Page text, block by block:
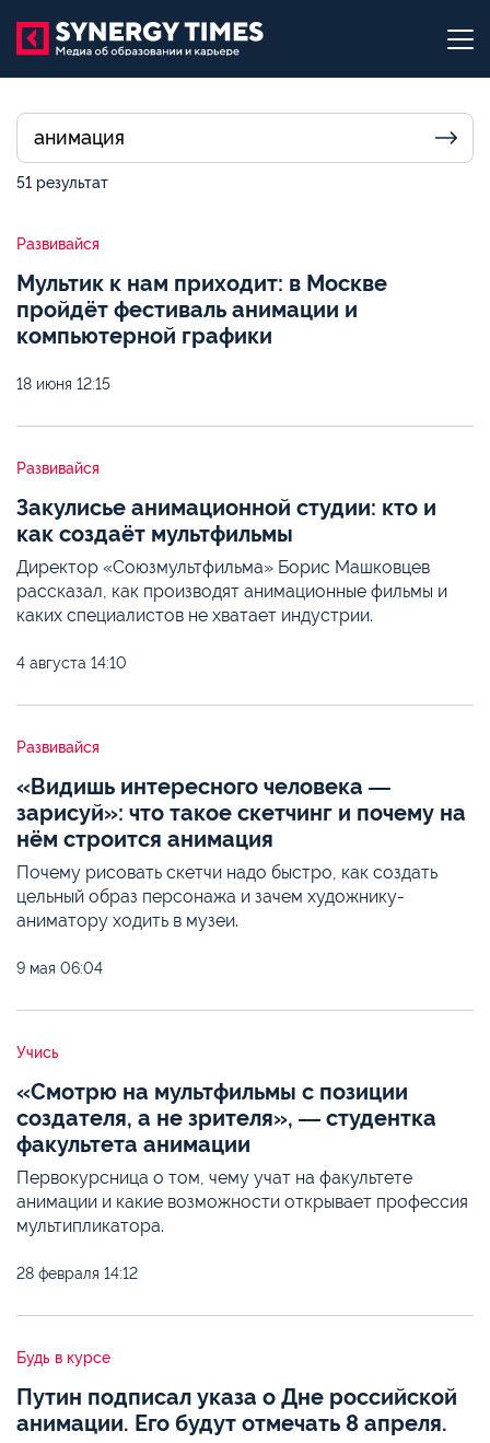
51 результат
Развивайся
Мультик к нам приходит: в Москве
пройдёт фестиваль анимации и
компьютерной графики
18 июня 12:15
Развивайся
Закулисье анимационной студии: кто и
как создаёт мультфильмы
Директор «Союзмультфильма» Борис Машковцев
рассказал, как производят анимационные фильмы и
каких специалистов не хватает индустрии.
4 августа 14:10
Развивайся
«Видишь интересного человека ―
зарисуй»: что такое скетчинг и почему на
нём строится анимация
Почему рисовать скетчи надо быстро, как создать
цельный образ персонажа и зачем художнику-
аниматору ходить в музеи.
9 мая 06:04
Учись
«Смотрю на мультфильмы с позиции
создателя, а не зрителя», ― студентка
факультета анимации
Первокурсница о том, чему учат на факультете
анимации и какие возможности открывает профессия
мультипликатора.
28 февраля 14:12
Будь в курсе
Путин подписал указа о Дне российской
анимации. Его будут отмечать 8 апреля.